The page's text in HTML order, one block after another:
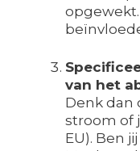
van het
Denk dan
stroom of
EU). Ben